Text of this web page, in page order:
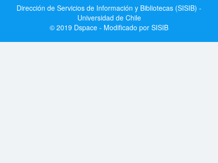
Dirección de Servicios de Información y Bibliotecas (SISIB) -
Universidad de Chile
© 2019 Dspace - Modificado por SISIB